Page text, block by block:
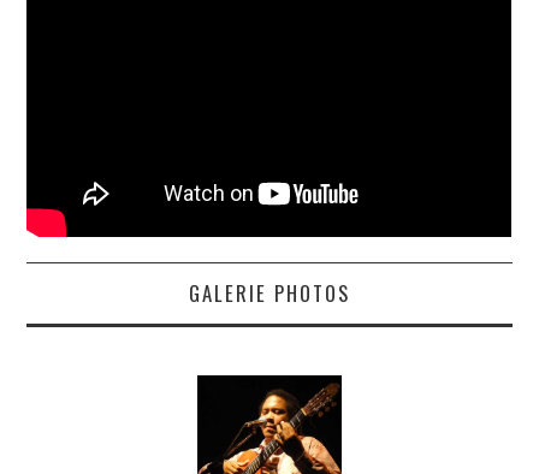
GALERIE PHOTOS